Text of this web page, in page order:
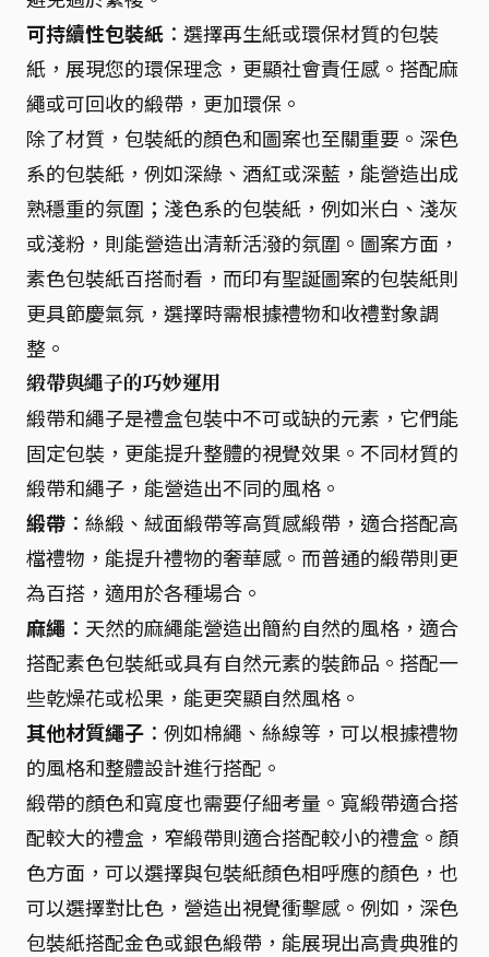
可持續性包裝紙 ：選擇再生紙或環保材質的包裝
紙，展現您的環保理念，更顯社會責任感。搭配麻
繩或可回收的緞帶，更加環保。
除了材質，包裝紙的顏色和圖案也至關重要。深色
系的包裝紙，例如深綠、酒紅或深藍，能營造出成
熟穩重的氛圍；淺色系的包裝紙，例如米白、淺灰
或淺粉，則能營造出清新活潑的氛圍。圖案方面，
素色包裝紙百搭耐看，而印有聖誕圖案的包裝紙則
更具節慶氣氛，選擇時需根據禮物和收禮對象調
整。
緞帶與繩子的巧妙運用
緞帶和繩子是禮盒包裝中不可或缺的元素，它們能
固定包裝，更能提升整體的視覺效果。不同材質的
緞帶和繩子，能營造出不同的風格。
緞帶 ：絲緞、絨面緞帶等高質感緞帶，適合搭配高
檔禮物，能提升禮物的奢華感。而普通的緞帶則更
為百搭，適用於各種場合。
麻繩 ：天然的麻繩能營造出簡約自然的風格，適合
搭配素色包裝紙或具有自然元素的裝飾品。搭配一
些乾燥花或松果，能更突顯自然風格。
其他材質繩子 ：例如棉繩、絲線等，可以根據禮物
的風格和整體設計進行搭配。
緞帶的顏色和寬度也需要仔細考量。寬緞帶適合搭
配較大的禮盒，窄緞帶則適合搭配較小的禮盒。顏
色方面，可以選擇與包裝紙顏色相呼應的顏色，也
可以選擇對比色，營造出視覺衝擊感。例如，深色
包裝紙搭配金色或銀色緞帶，能展現出高貴典雅的